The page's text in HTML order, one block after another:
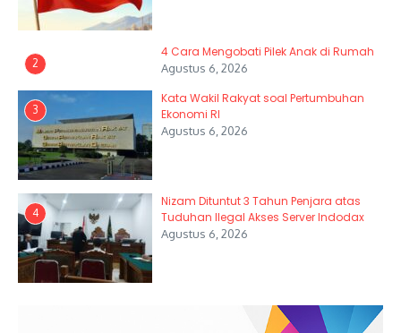
2
4 Cara Mengobati Pilek Anak di Rumah
Agustus 6, 2026
3
Kata Wakil Rakyat soal Pertumbuhan
Ekonomi RI
Agustus 6, 2026
4
Nizam Dituntut 3 Tahun Penjara atas
Tuduhan Ilegal Akses Server Indodax
Agustus 6, 2026